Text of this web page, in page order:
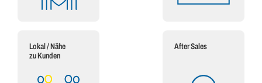
Lokal / Nähe
zu Kunden
After Sales